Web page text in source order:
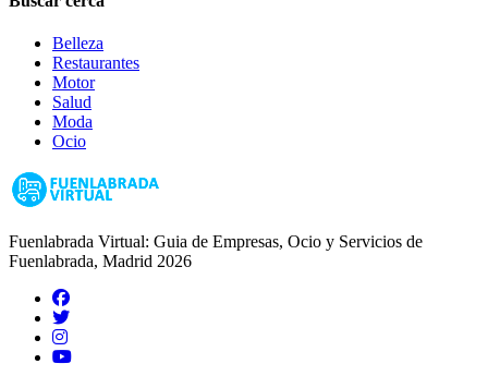
Belleza
Restaurantes
Motor
Salud
Moda
Ocio
Fuenlabrada Virtual: Guia de Empresas, Ocio y Servicios de
Fuenlabrada, Madrid 2026